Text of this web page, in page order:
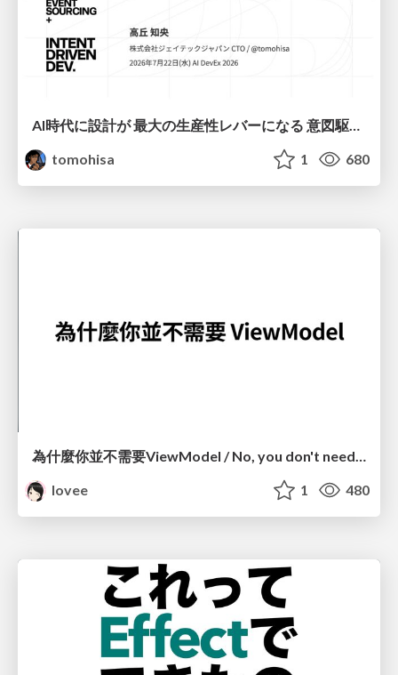
tomohisa
1 680
為什麼你並不需要ViewModel / No, you don't need a ViewModel
lovee
1 480